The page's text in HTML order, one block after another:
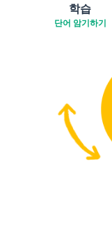
학습
단어 암기하기